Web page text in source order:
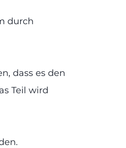
durch
dass es den
Teil wird